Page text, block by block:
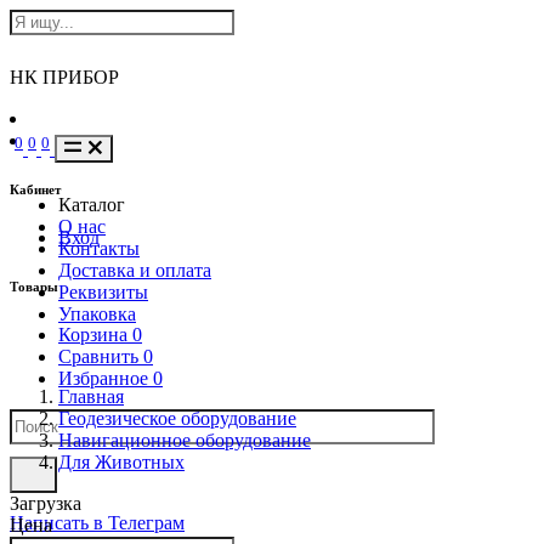
НК ПРИБОР
Кабинет
Вход
Товары
Корзина 0
Сравнить 0
Избранное 0
Написать в Телеграм
0 0 0
Каталог
О нас
Контакты
Доставка и оплата
Реквизиты
Упаковка
Главная
Геодезическое оборудование
Навигационное оборудование
Для Животных
Загрузка
Цена